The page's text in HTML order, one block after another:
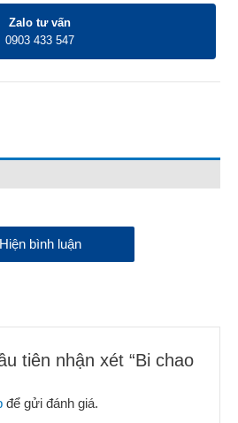
Zalo tư vấn
0903 433 547
Hiện bình luận
tiên nhận xét “Bi chao
để gửi đánh giá.